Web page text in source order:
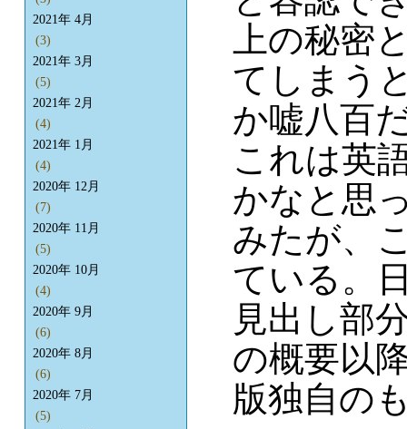
上の秘密
てしまう
か嘘八百
これは英
かなと思
みたが、
ている。
見出し部
の概要以
版独自の
2021年 4月
(3)
2021年 3月
(5)
2021年 2月
(4)
2021年 1月
(4)
2020年 12月
(7)
2020年 11月
(5)
2020年 10月
(4)
2020年 9月
(6)
2020年 8月
(6)
2020年 7月
(5)